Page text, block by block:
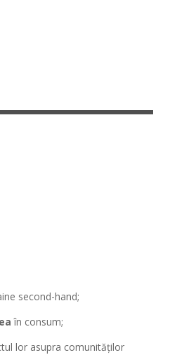
second-hand;
în consum;
lor asupra comunităților